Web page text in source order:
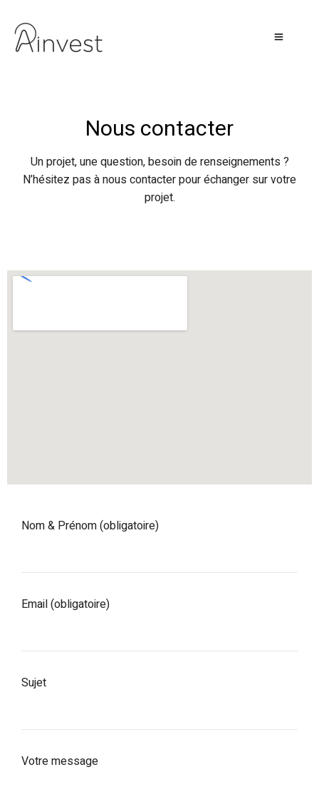
Nous contacter
Un projet, une question, besoin de renseignements ?
N’hésitez pas à nous contacter pour échanger sur votre
projet.
Nom & Prénom (obligatoire)
Email (obligatoire)
Sujet
Votre message